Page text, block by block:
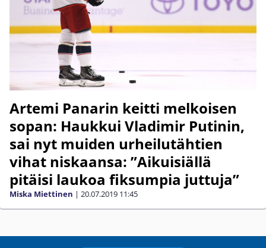
Artemi Panarin keitti melkoisen
sopan: Haukkui Vladimir Putinin,
sai nyt muiden urheilutähtien
vihat niskaansa: ”Aikuisiällä
pitäisi laukoa fiksumpia juttuja”
Miska Miettinen | 20.07.2019 11:45